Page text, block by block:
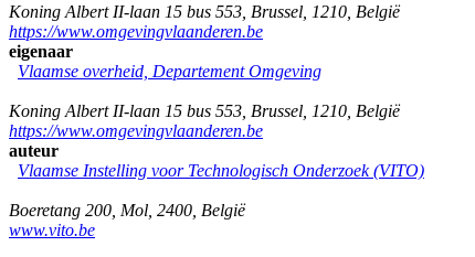
Koning Albert II-laan 15 bus 553 Brussel 1210 België
https://www.omgevingvlaanderen.be
eigenaar
Vlaamse overheid, Departement Omgeving
Koning Albert II-laan 15 bus 553 Brussel 1210 België
https://www.omgevingvlaanderen.be
auteur
Vlaamse Instelling voor Technologisch Onderzoek (VITO)
Boeretang 200 Mol 2400 België
www.vito.be